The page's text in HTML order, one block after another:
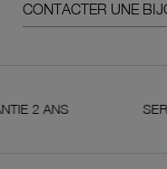
CONTACTER UNE
SERVICES